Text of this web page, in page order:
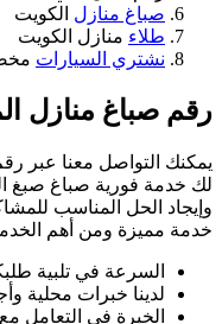
صباغ منازل الكويت
طلاء منازل الكويت
نشتري السيارات
رقم صباغ منازل
يمكنك التواصل معنا عبر
لك خدمة فورية صباغ صبغ
وإيجاد الحل المناسب
خدمة مميزة ومن أهم
السرعة في تلبية
لدينا خبرات محلية
الخبرة في التعامل